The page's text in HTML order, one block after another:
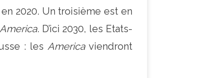
2020. Un troisième est en
America. D’ici 2030, les Etats-
: les Americaviendront